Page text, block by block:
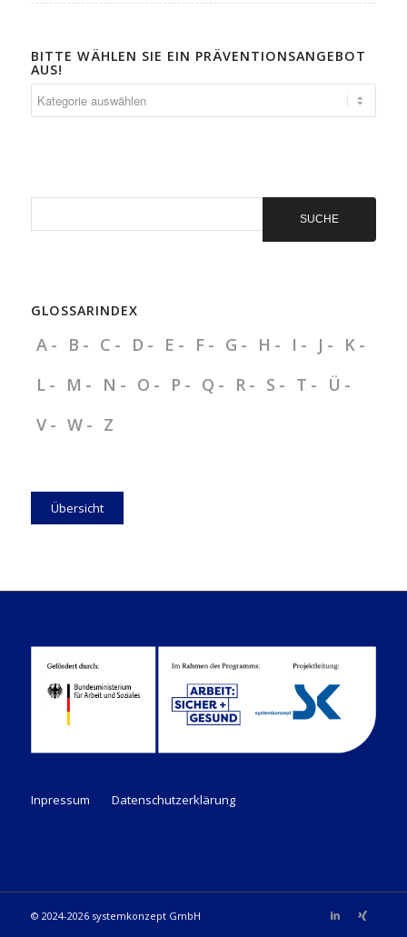
BITTE WÄHLEN SIE EIN PRÄVENTIONSANGEBOT
AUS!
wählen
GLOSSARINDEX
A B C D E F G H I J
K
L
M N O P Q R S T
Ü
V
W Z
Übersicht
Inpressum Datenschutzerklärung
© 2024-2026 systemkonzept GmbH